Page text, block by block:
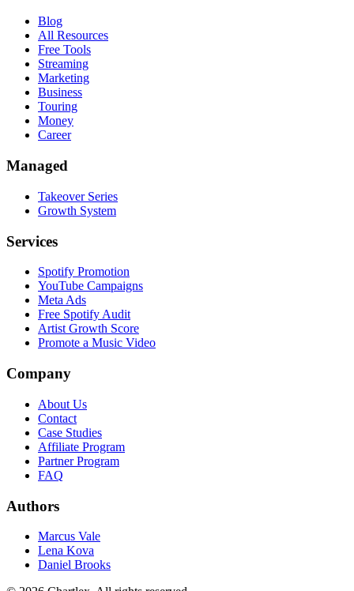
Blog
All Resources
Free Tools
Streaming
Marketing
Business
Touring
Money
Career
Managed
Takeover Series
Growth System
Services
Spotify Promotion
YouTube Campaigns
Meta Ads
Free Spotify Audit
Artist Growth Score
Promote a Music Video
Company
About Us
Contact
Case Studies
Affiliate Program
Partner Program
FAQ
Authors
Marcus Vale
Lena Kova
Daniel Brooks